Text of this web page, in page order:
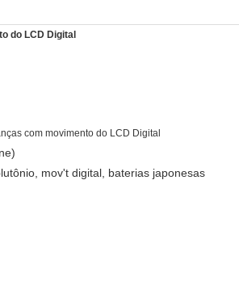
do LCD Digital
com movimento do LCD Digital
mov't digital, baterias japonesas